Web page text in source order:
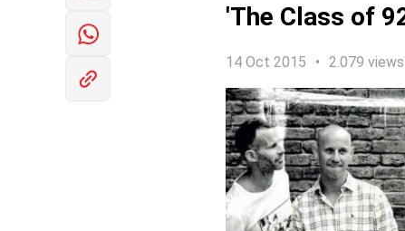
'The Class of
14 Oct 2015 2.079 views